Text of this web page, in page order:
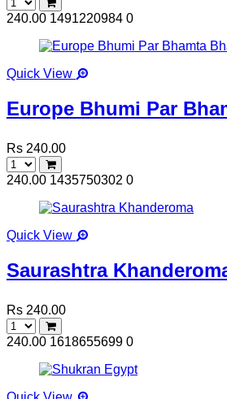
240.00 1491220984 0
Quick View
Europe Bhumi Par
Rs 240.00
240.00 1435750302 0
Quick View
Saurashtra
Rs 240.00
240.00 1618655699 0